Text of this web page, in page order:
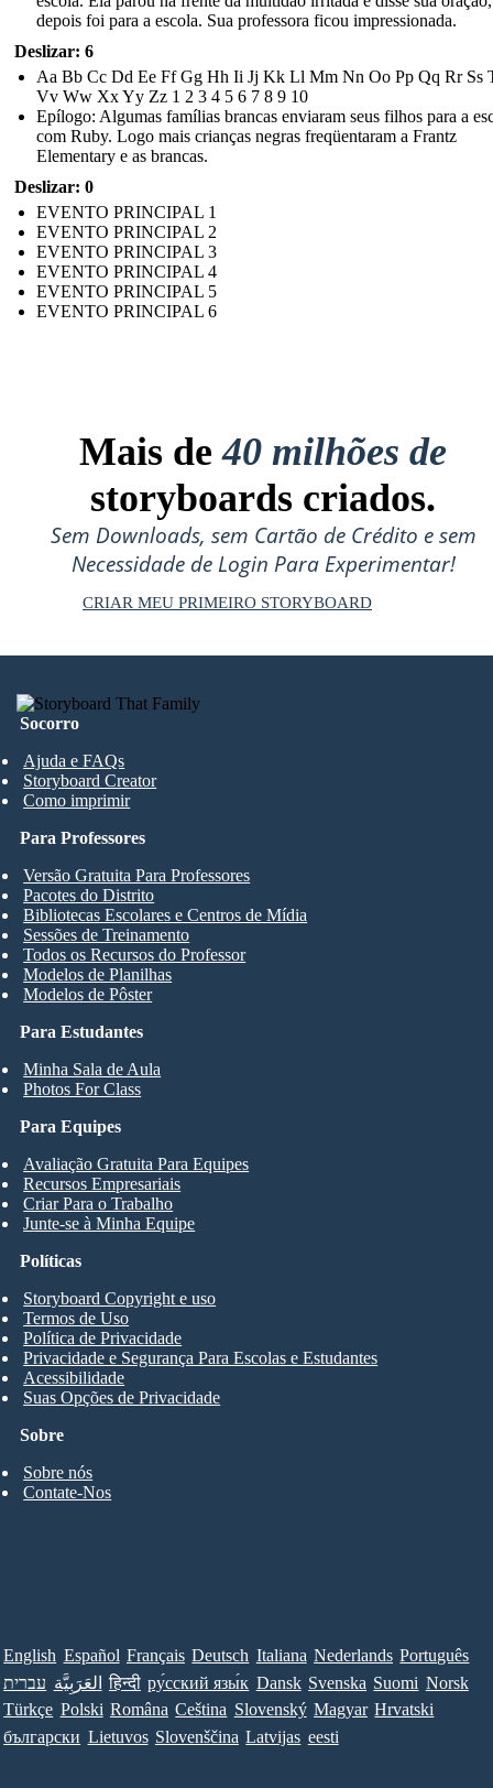
depois foi para a escola. Sua professora ficou impressionada.
Deslizar: 6
Aa Bb Cc Dd Ee Ff Gg Hh Ii Jj Kk Ll Mm Nn ​​Oo Pp Qq Rr Ss
Vv Ww Xx Yy Zz 1 2 3 4 5 6 7 8 9 10
Epílogo: Algumas famílias brancas enviaram seus filhos para a
com Ruby. Logo mais crianças negras freqüentaram a Frantz
Elementary e as brancas.
Deslizar: 0
EVENTO PRINCIPAL 1
EVENTO PRINCIPAL 2
EVENTO PRINCIPAL 3
EVENTO PRINCIPAL 4
EVENTO PRINCIPAL 5
EVENTO PRINCIPAL 6
Mais de40 milhões de
storyboards criados.
Sem Downloads, sem Cartão de Crédito e sem
Necessidade de Login Para Experimentar!
CRIAR MEU PRIMEIRO STORYBOARD
Socorro
Ajuda e FAQs
Storyboard Creator
Como imprimir
Para Estudantes
Minha Sala de Aula
Photos For Class
Para Professores
Versão Gratuita Para Professores
Pacotes do Distrito
Bibliotecas Escolares e Centros de Mídia
Sessões de Treinamento
Todos os Recursos do Professor
Modelos de Planilhas
Modelos de Pôster
Para Equipes
Avaliação Gratuita Para Equipes
Recursos Empresariais
Criar Para o Trabalho
Junte-se à Minha Equipe
Sobre
Sobre nós
Contate-Nos
Políticas
Storyboard Copyright e uso
Termos de Uso
Política de Privacidade
Privacidade e Segurança Para Escolas e Estudantes
Acessibilidade
Suas Opções de Privacidade
English Español Français Deutsch Italiana Nederlands Português
עברית العَرَبِيَّة हिन्दी ру́сский язы́к Dansk Svenska Suomi Norsk
Türkçe Polski Româna Ceština Slovenský Magyar Hrvatski
български Lietuvos Slovenščina Latvijas eesti